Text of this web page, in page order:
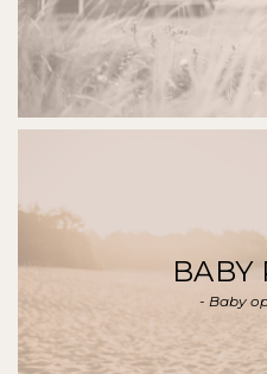
BABY
- Baby